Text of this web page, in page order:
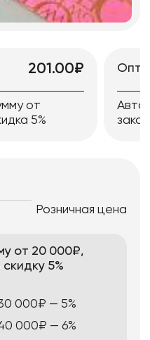
201.00₽
от
5%
Розничная цена
от 20 000₽,
5%
000₽ — 5%
000₽ — 6%